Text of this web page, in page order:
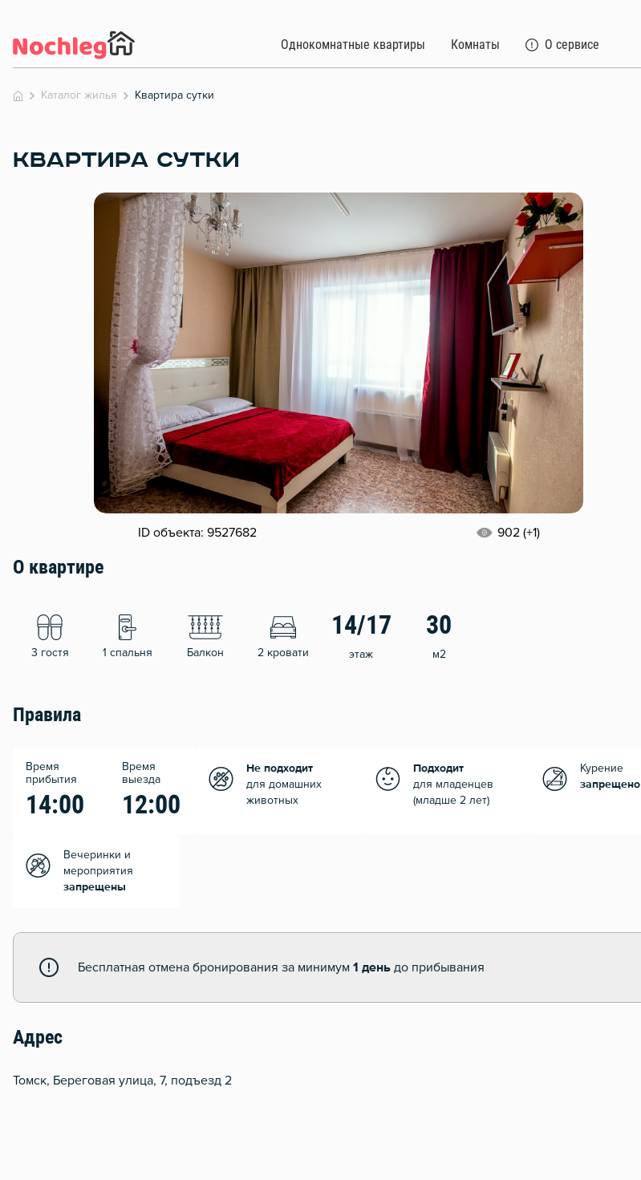
Однокомнатные квартиры Комнаты О сервисе
Каталог жилья Квартира сутки
КВАРТИРА СУТКИ
ID объекта: 9527682 902 (+1)
О квартире
3 гостя 1 спальня Балкон 2 кровати
14/17
этаж
30
м2
Правила
Время
прибытия
14:00
Время
выезда
12:00
Не подходит
для домашних
животных
Подходит
для младенцев
(младше 2 лет)
Курение
запрещено
Вечеринки и
мероприятия
запрещены
Бесплатная отмена бронирования за минимум 1 день до прибывания
Адрес
Томск, Береговая улица, 7, подъезд 2